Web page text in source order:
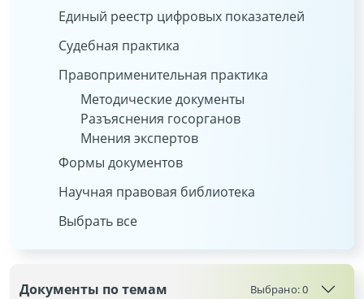
Единый реестр цифровых показателей
Судебная практика
Правоприменительная практика
Методические документы
Разъяснения госорганов
Мнения экспертов
Формы документов
Научная правовая библиотека
Выбрать все
Документы по темам Выбрано:0